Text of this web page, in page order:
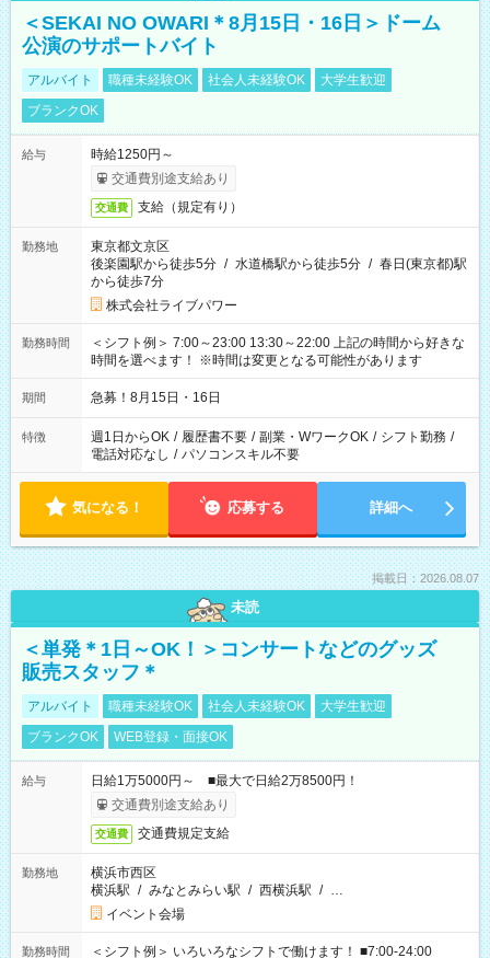
＜SEKAI NO OWARI＊8月15日・16日＞ドーム
公演のサポートバイト
アルバイト 職種未経験OK 社会人未経験OK
大学生歓迎
ブランクOK
給与
時給1250円～
交通費別途支給あり
交通費 支給（規定有り）
勤務地
東京都文京区
後楽園駅から徒歩5分 / 水道橋駅から徒歩5分 / 春日(東京都)駅
から徒歩7分
株式会社ライブパワー
勤務時間
＜シフト例＞ 7:00～23:00 13:30～22:00 上記の時間から好きな
時間を選べます！ ※時間は変更となる可能性があります
期間 急募！8月15日・16日
特徴 週1日からOK / 履歴書不要 / 副業・WワークOK / シフト勤務 /
電話対応なし / パソコンスキル不要
気になる！ 応募する 詳細へ
掲載日：2026.08.07
未読
＜単発＊1日～OK！＞コンサートなどのグッズ
販売スタッフ＊
アルバイト 職種未経験OK 社会人未経験OK
大学生歓迎
ブランクOK
WEB登録・面接OK
給与
日給1万5000円～ ■最大で日給2万8500円！
交通費別途支給あり
交通費 交通費規定支給
勤務地
横浜市西区
横浜駅 / みなとみらい駅 / 西横浜駅 / …
イベント会場
勤務時間 ＜シフト例＞ いろいろなシフトで働けます！ ■7:00-24:00